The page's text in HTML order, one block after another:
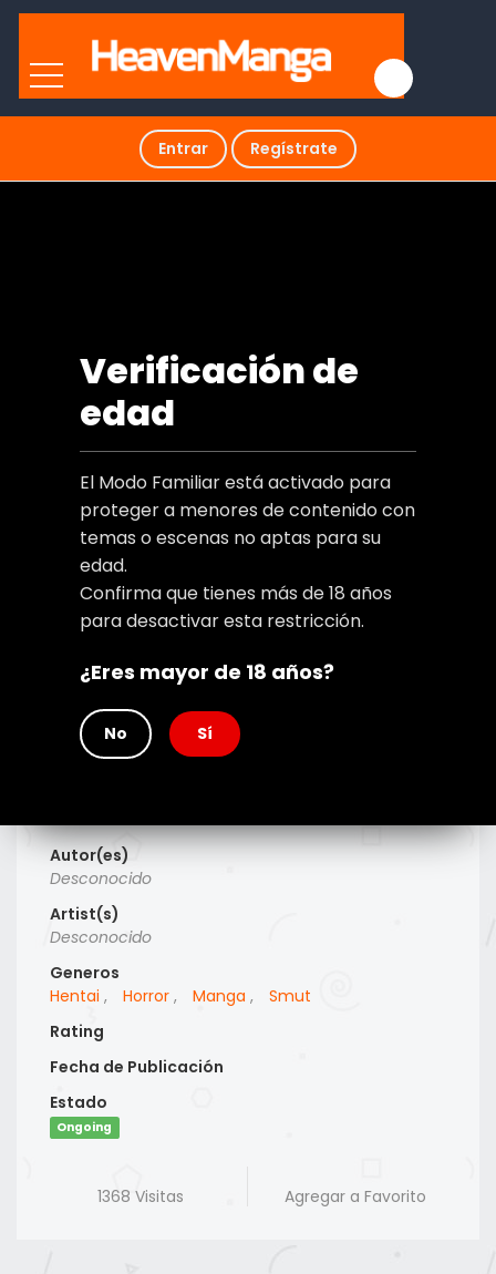
Entrar Regístrate
Verificación de
edad
El Modo Familiar está activado para
proteger a menores de contenido con
temas o escenas no aptas para su
edad.
Confirma que tienes más de 18 años
para desactivar esta restricción.
¿Eres mayor de 18 años?
No Sí
Type
Manga
Desconocido
Autor(es)
Desconocido
Artist(s)
Desconocido
Generos
Hentai , Horror , Manga ,
Smut
Rating
Fecha de Publicación
Estado
Ongoing
1368 Visitas Agregar a Favorito